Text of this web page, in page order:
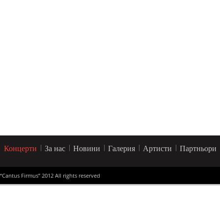
Концерти За нас Новини Галерия Артисти Партньори
“Cantus Firmus” 2012 All rights reserved